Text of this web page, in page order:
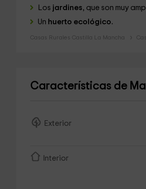
Los jardines, que son muy
Un huerto ecológico.
Casas Rurales Castilla La Mancha
Características de
Exterior
Interior